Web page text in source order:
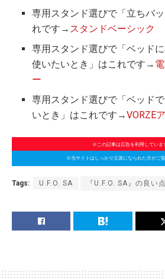
専用スタンド選びで「立ちバ
れです→ スタンドベーシック
専用スタンド選びで「ベッド
使いたいとき」はこれです→
ー
専用スタンド選びで「ベッド
いとき」はこれです→VORZE
※この記事は広告を利用していま
※当サイトはしっかり立派になられた方がご覧
Tags: U.F.O. SA 『U.F.O. SA』の良い点